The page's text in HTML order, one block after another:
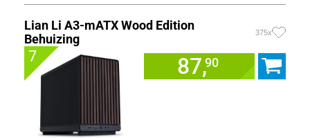
Lian Li A3-mATX Wood Edition
Behuizing
375x
7 87,90